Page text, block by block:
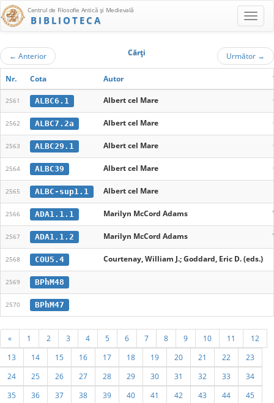
Centrul de Filosofie Antică şi Medievală
BIBLIOTECA
← Anterior Cărţi Următor →
Nr. Cota Autor
2561 ALBC6.1 Albert cel Mare
2562 ALBC7.2a Albert cel Mare
2563 ALBC29.1 Albert cel Mare
2564 ALBC39 Albert cel Mare
2565 ALBC-sup1.1 Albert cel Mare
2566 ADA1.1.1 Marilyn McCord Adams
2567 ADA1.1.2 Marilyn McCord Adams
2568 COU5.4 Courtenay, William J.; Goddard, Eric D. (eds.)
2569 BPhM48
2570 BPhM47
« 1 2 3 4 5 6 7 8 9 10 11
12
13
14 15 16 17 18 19 20 21 22
23
24
25 26 27 28 29 30 31 32 33
34
35
36 37 38 39 40 41 42 43 44
45